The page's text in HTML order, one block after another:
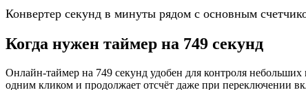
Конвертер секунд в минуты рядом с основным
Когда нужен таймер на 749 секунд
Онлайн-таймер на 749 секунд удобен для контроля
одним кликом и продолжает отсчёт даже при переключении